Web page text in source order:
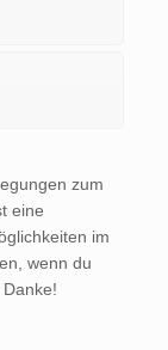
zum
eine
im
wenn du